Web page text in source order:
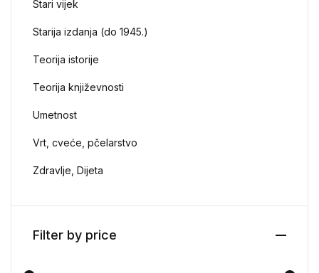
Stari vijek
Starija izdanja (do 1945.)
Teorija istorije
Teorija književnosti
Umetnost
Vrt, cveće, pčelarstvo
Zdravlje, Dijeta
Filter by price